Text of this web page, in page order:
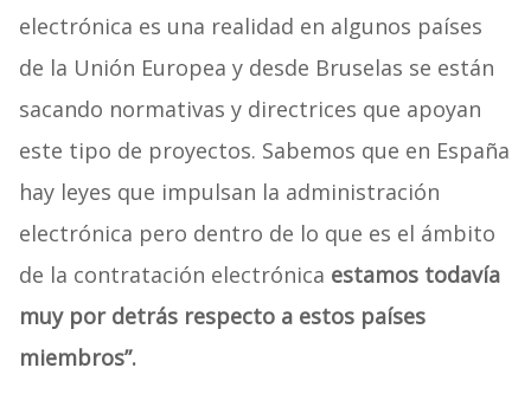
electrónica es una realidad en algunos países
de la Unión Europea y desde Bruselas se están
sacando normativas y directrices que apoyan
este tipo de proyectos. Sabemos que en España
hay leyes que impulsan la administración
electrónica pero dentro de lo que es el ámbito
de la contratación electrónica estamos todavía
muy por detrás respecto a estos países
miembros”.